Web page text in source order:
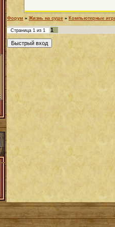
Форум » Жизнь на суше » Компьютерные
Страница 1 из 1 1